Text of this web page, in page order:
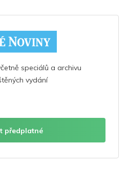
speciálů a archivu
vydání
předplatné